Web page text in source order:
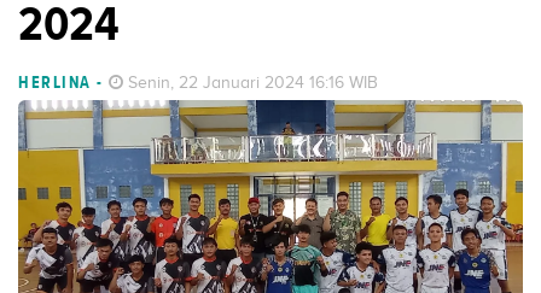
2024
HERLINA - Senin, 22 Januari 2024 16:16 WIB